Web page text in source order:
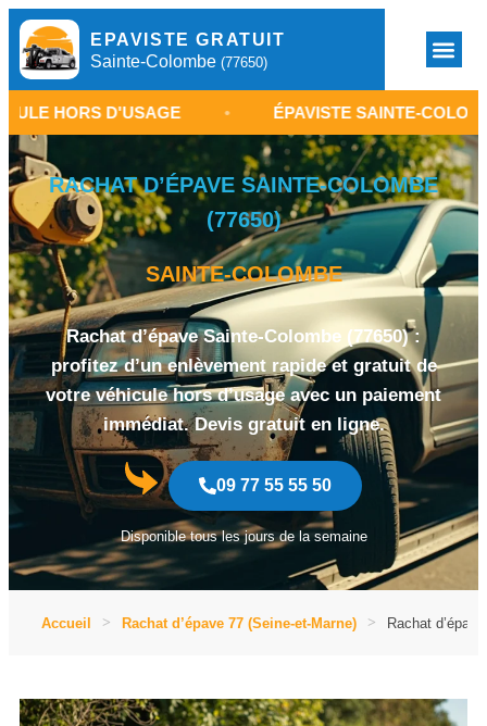
EPAVISTE GRATUIT
Sainte-Colombe (77650)
D'USAGE • ÉPAVISTE SAINTE-COLOMBE 77650
RACHAT D’ÉPAVE SAINTE-COLOMBE
(77650)
SAINTE-COLOMBE
Rachat d’épave Sainte-Colombe (77650) :
profitez d’un enlèvement rapide et gratuit de
votre véhicule hors d’usage avec un paiement
immédiat. Devis gratuit en ligne.
09 77 55 55 50
Disponible tous les jours de la semaine
Accueil Rachat d’épave 77 (Seine-et-Marne) Rachat